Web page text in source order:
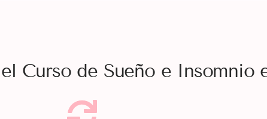
Curso de Sueño e Insomnio